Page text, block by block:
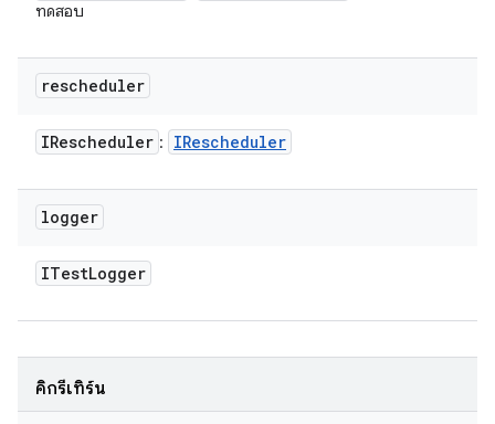
ทดสอบ
rescheduler
IRescheduler : IRescheduler
logger
ITestLogger
คิกรีเทิร์น